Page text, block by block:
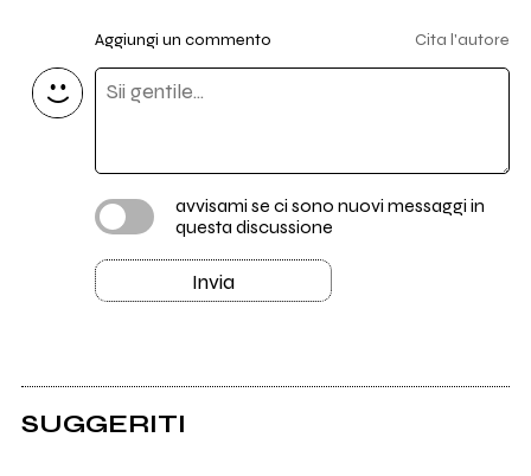
Aggiungi un commento Cita l'autore
avvisami se ci sono nuovi messaggi in
questa discussione
Invia
SUGGERITI